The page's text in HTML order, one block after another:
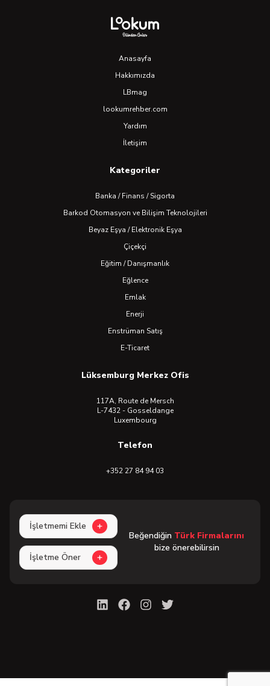
Anasayfa
Hakkımızda
LBmag
lookumrehber.com
Yardım
İletişim
Kategoriler
Banka / Finans / Sigorta
Barkod Otomasyon ve Bilişim Teknolojileri
Beyaz Eşya / Elektronik Eşya
Çiçekçi
Eğitim / Danışmanlık
Eğlence
Emlak
Enerji
Enstrüman Satış
E-Ticaret
Lüksemburg Merkez Ofis
117A, Route de Mersch
L-7432 - Gosseldange
Luxembourg
Telefon
+352 27 84 94 03
İşletmemi Ekle
İşletme Öner
Beğendiğin Türk Firmalarını
bize önerebilirsin